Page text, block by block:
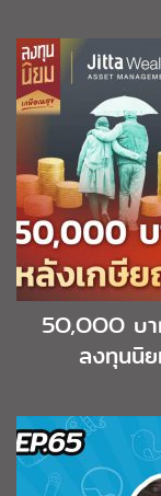
5O,OOO บ
ลงทุนนิ